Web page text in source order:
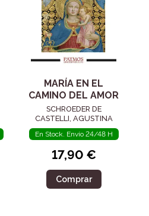
MARÍA EN EL
CAMINO DEL AMOR
SCHROEDER DE
CASTELLI, AGUSTINA
En Stock. Envío 24/48 H
17,90 €
Comprar